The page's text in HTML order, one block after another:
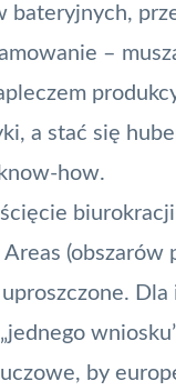
bateryjnych,
–
a stać się
how.
by